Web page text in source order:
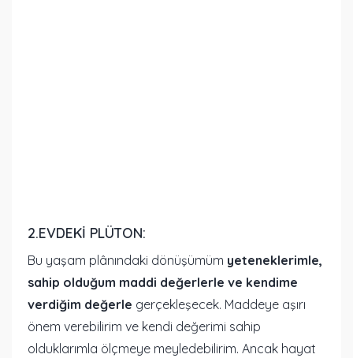
2.EVDEKI PLÜTON:
Bu yaşam plânındaki dönüşümüm yeteneklerimle,
sahip olduğum maddi değerlerle ve kendime
verdiğim değerle gerçekleşecek. Maddeye aşırı
önem verebilirim ve kendi değerimi sahip
olduklarımla ölçmeye meyledebilirim. Ancak hayat